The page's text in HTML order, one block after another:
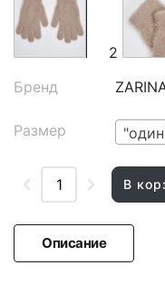
2
Бренд
Размер
В
Описание